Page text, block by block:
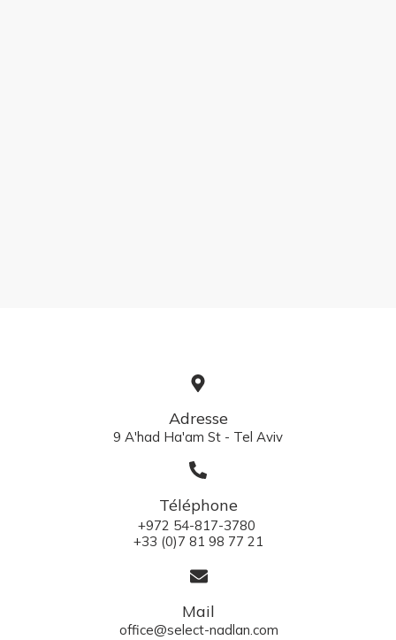
Adresse
9 A'had Ha'am St - Tel Aviv
Téléphone
+972 54-817-3780
+33 (0)7 81 98 77 21
Mail
office@select-nadlan.com